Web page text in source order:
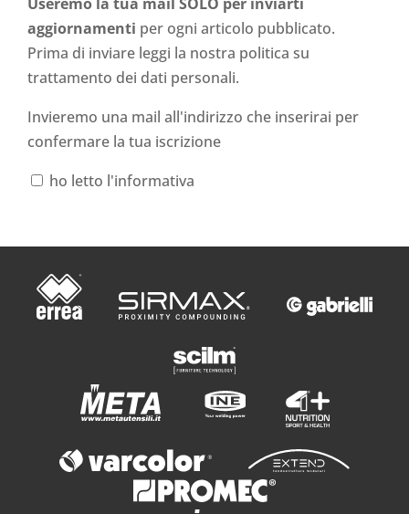
aggiornamenti per ogni articolo pubblicato.
Prima di inviare leggi la nostra politica su
trattamento dei dati personali.
Invieremo una mail all'indirizzo che inserirai per
confermare la tua iscrizione
ho letto l'informativa